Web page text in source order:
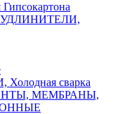
сварка
МЕМБРАНЫ,